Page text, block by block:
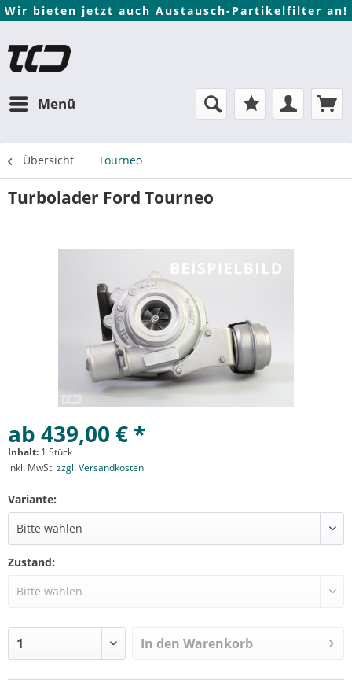
Wir bieten jetzt auch Austausch-Partikelfilter an!
Menü
Übersicht Tourneo
Turbolader Ford Tourneo
ab 439,00 € *
Inhalt: 1 Stück
inkl. MwSt.zzgl. Versandkosten
Variante:
Zustand:
In den Warenkorb